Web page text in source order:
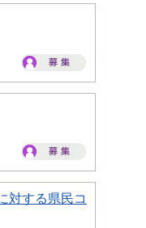
対する県民コ